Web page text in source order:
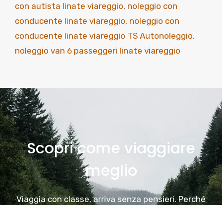
con autista linate viareggio, noleggio con
conducente linate viareggio, noleggio con
conducente linate viareggio TS Autonoleggio,
noleggio van 6 passeggeri linate viareggio
Scopri come viaggiare
meglio
Viaggia con classe, arriva senza pensieri. Perché